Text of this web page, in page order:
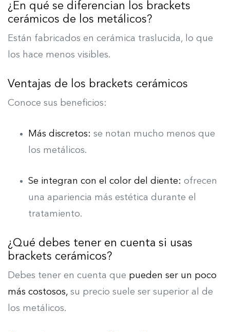
¿En qué se diferencian los brackets
cerámicos de los metálicos?
Están fabricados en cerámica traslucida, lo que
los hace menos visibles.
Ventajas de los brackets cerámicos
Conoce sus beneficios:
Más discretos: se notan mucho menos que
los metálicos.
Se integran con el color del diente: ofrecen
una apariencia más estética durante el
tratamiento.
¿Qué debes tener en cuenta si usas
brackets cerámicos?
Debes tener en cuenta que pueden ser un poco
más costosos, su precio suele ser superior al de
los metálicos.